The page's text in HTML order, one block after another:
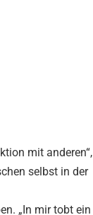
mit anderen“,
selbst in der
„In mir tobt ein